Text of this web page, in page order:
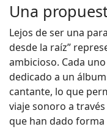
Una
Lejos de ser una
desde la raíz”
ambicioso. Cada
dedicado a un
cantante, lo que
viaje sonoro a
que han dado